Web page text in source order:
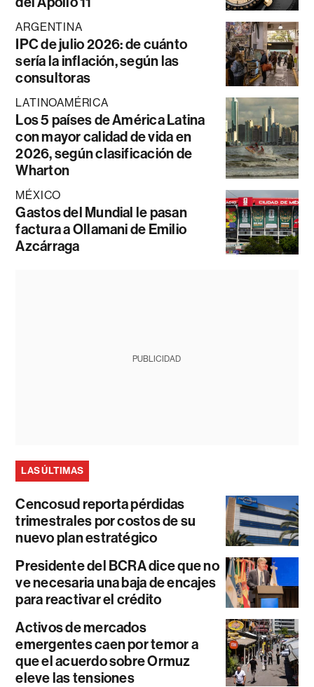
ARGENTINA
IPC de julio 2026: de cuánto
sería la inflación, según las
consultoras
LATINOAMÉRICA
Los 5 países de América Latina
con mayor calidad de vida en
2026, según clasificación de
Wharton
MÉXICO
Gastos del Mundial le pasan
factura a Ollamani de Emilio
Azcárraga
PUBLICIDAD
LAS ÚLTIMAS
Cencosud reporta pérdidas
trimestrales por costos de su
nuevo plan estratégico
Presidente del BCRA dice que no
ve necesaria una baja de encajes
para reactivar el crédito
Activos de mercados
emergentes caen por temor a
que el acuerdo sobre Ormuz
eleve las tensiones